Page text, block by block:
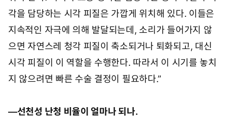
각을 담당하는 시각 피질은 가깝게 위치해 있다. 이들은
지속적인 자극에 의해 발달되는데, 소리가 들어가지 않
으면 자연스레 청각 피질이 축소되거나 퇴화되고, 대신
시각 피질이 이 역할을 수행한다. 따라서 이 시기를 놓치
지 않으려면 빠른 수술 결정이 필요하다.”
―선천성 난청 비율이 얼마나 되나.